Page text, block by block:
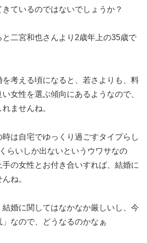
ているのではないでしょうか？
二宮和也さんより2歳年上の35歳で
考える頃になると、若さよりも、料
女性を選ぶ傾向にあるようなので、
ませんね。
は自宅でゆっくり過ごすタイプらし
らいしか出ないというウワサなの
の女性とお付き合いすれば、結婚に
ね。
婚に関してはなかなか厳しいし、今
なので、どうなるのかなぁ